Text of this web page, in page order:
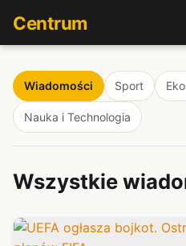
Centrum
Wiadomości Sport
Nauka i Technologia
Wszystkie